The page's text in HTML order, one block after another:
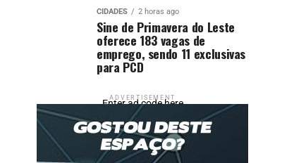
CIDADES 2 horas ago
Sine de Primavera do Leste
oferece 183 vagas de
emprego, sendo 11 exclusivas
para PCD
ADVERTISEMENT
Enter ad code here